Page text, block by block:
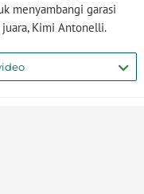
menyambangi garasi
Kimi Antonelli.